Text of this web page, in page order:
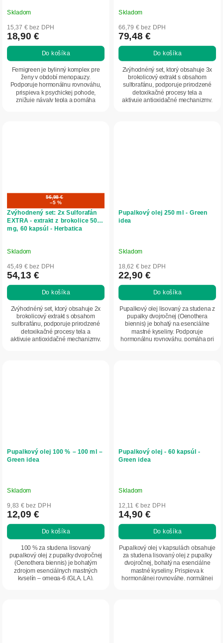
Skladom
15,37 € bez DPH
18,90 €
Do košíka
Femigreen je bylinný komplex pre
ženy v období menopauzy.
Podporuje hormonálnu rovnováhu,
prispieva k psychickej pohode,
znižuje návaly tepla a pomáha
Skladom
66,79 € bez DPH
79,48 €
Do košíka
Zvýhodnéný set, ktorý obsahuje 3x
brokolicový extrakt s obsahom
sulforafánu, podporuje prirodzené
detoxikačné procesy tela a
aktivuje antioxidačné mechanizmy.
56,98 €
–5 %
Zvýhodnený set: 2x Sulforafán
EXTRA - extrakt z brokolice 500
mg, 60 kapsúl - Herbatica
Skladom
45,49 € bez DPH
54,13 €
Do košíka
Zvýhodnéný set, ktorý obsahuje 2x
brokolicový extrakt s obsahom
sulforafánu, podporuje prirodzené
detoxikačné procesy tela a
aktivuje antioxidačné mechanizmy.
Pupalkový olej 250 ml - Green
idea
Skladom
18,62 € bez DPH
22,90 €
Do košíka
Pupalkový olej lisovaný za studena z
pupalky dvojročnej (Oenothera
biennis) je bohatý na esenciálne
mastné kyseliny. Podporuje
hormonálnu rovnováhu, pomáha pri
Pupalkový olej 100 % – 100 ml –
Green idea
Skladom
9,83 € bez DPH
12,09 €
Do košíka
100 % za studena lisovaný
pupalkový olej z pupalky dvojročnej
(Oenothera biennis) je bohatým
zdrojom esenciálnych mastných
kyselín – omega-6 (GLA, LA).
Pupalkový olej - 60 kapsúl -
Green idea
Skladom
12,11 € bez DPH
14,90 €
Do košíka
Pupalkový olej v kapsulách obsahuje
za studena lisovaný olej z pupalky
dvojročnej, bohatý na esenciálne
mastné kyseliny. Prispieva k
hormonálnej rovnováhe, normálnej